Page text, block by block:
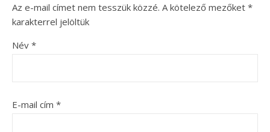
Az e-mail címet nem tesszük közzé. A kötelező mezőket *
karakterrel jelöltük
Név *
E-mail cím *